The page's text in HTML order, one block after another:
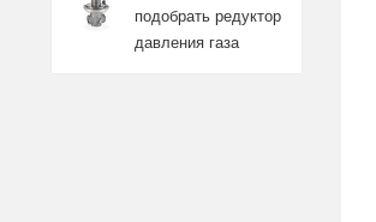
подобрать редуктор
давления газа